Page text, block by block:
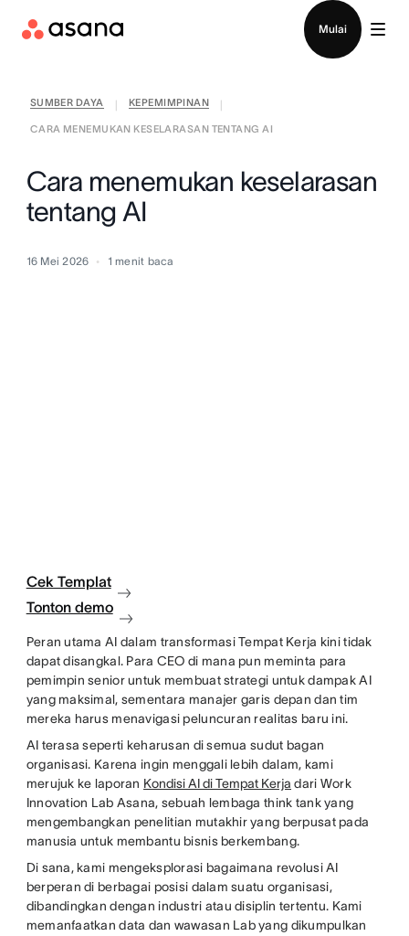
Mulai
SUMBER DAYA KEPEMIMPINAN
CARA MENEMUKAN KESELARASAN TENTANG AI
Cara menemukan keselarasan
tentang AI
16 Mei 2026 1 menit baca
Cek Templat
Tonton demo
Peran utama AI dalam transformasi Tempat Kerja kini tidak
dapat disangkal. Para CEO di mana pun meminta para
pemimpin senior untuk membuat strategi untuk dampak AI
yang maksimal, sementara manajer garis depan dan tim
mereka harus menavigasi peluncuran realitas baru ini.
AI terasa seperti keharusan di semua sudut bagan
organisasi. Karena ingin menggali lebih dalam, kami
merujuk ke laporan Kondisi AI di Tempat Kerja dari Work
Innovation Lab Asana, sebuah lembaga think tank yang
mengembangkan penelitian mutakhir yang berpusat pada
manusia untuk membantu bisnis berkembang.
Di sana, kami mengeksplorasi bagaimana revolusi AI
berperan di berbagai posisi dalam suatu organisasi,
dibandingkan dengan industri atau disiplin tertentu. Kami
memanfaatkan data dan wawasan Lab yang dikumpulkan